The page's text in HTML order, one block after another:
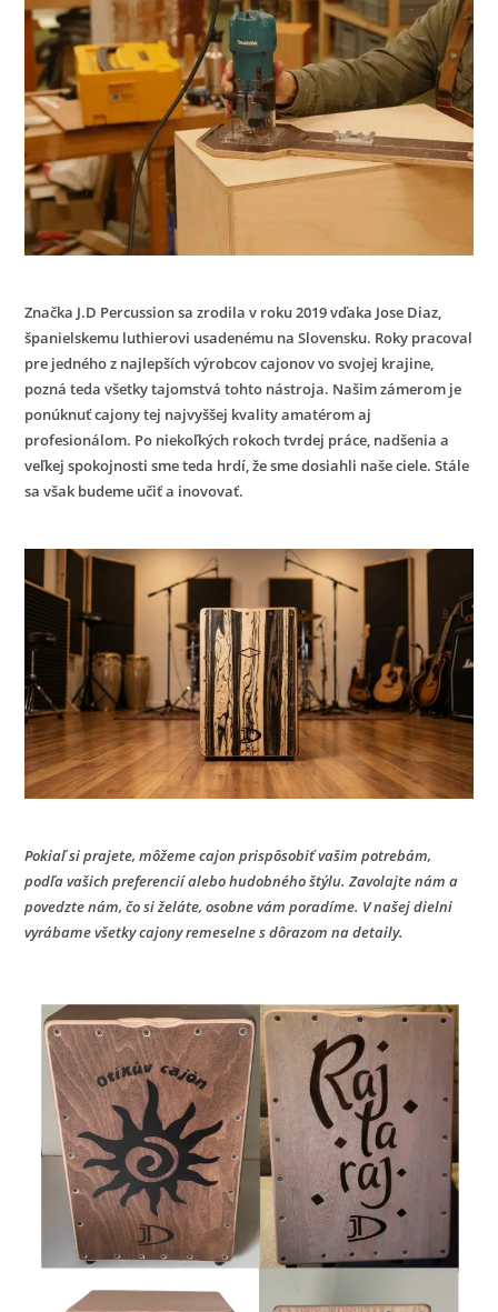
Značka J.D Percussion sa zrodila v roku 2019 vďaka Jose Diaz,
španielskemu luthierovi usadenému na Slovensku. Roky pracoval
pre jedného z najlepších výrobcov cajonov vo svojej krajine,
pozná teda všetky tajomstvá tohto nástroja. Našim zámerom je
ponúknuť cajony tej najvyššej kvality amatérom aj
profesionálom. Po niekoľkých rokoch tvrdej práce, nadšenia a
veľkej spokojnosti sme teda hrdí, že sme dosiahli naše ciele. Stále
sa však budeme učiť a inovovať.
Pokiaľ si prajete, môžeme cajon prispôsobiť vašim potrebám,
podľa vašich preferencií alebo hudobného štýlu. Zavolajte nám a
povedzte nám, čo si želáte, osobne vám poradíme. V našej dielni
vyrábame všetky cajony remeselne s dôrazom na detaily.